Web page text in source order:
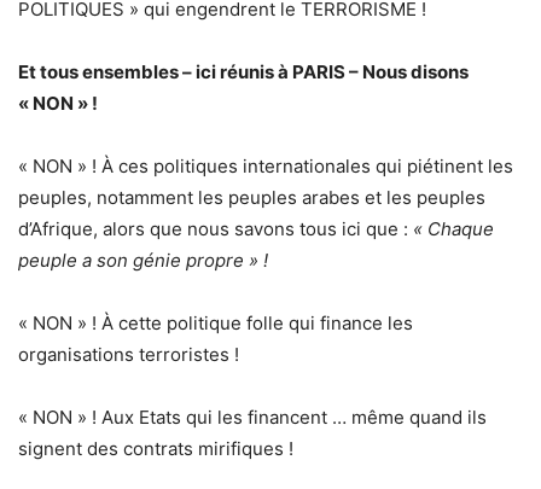
POLITIQUES » qui engendrent le TERRORISME !
Et tous ensembles – ici réunis à PARIS – Nous disons
« NON » !
« NON » ! À ces politiques internationales qui piétinent les
peuples, notamment les peuples arabes et les peuples
d’Afrique, alors que nous savons tous ici que : « Chaque
peuple a son génie propre » !
« NON » ! À cette politique folle qui finance les
organisations terroristes !
« NON » ! Aux Etats qui les financent … même quand ils
signent des contrats mirifiques !